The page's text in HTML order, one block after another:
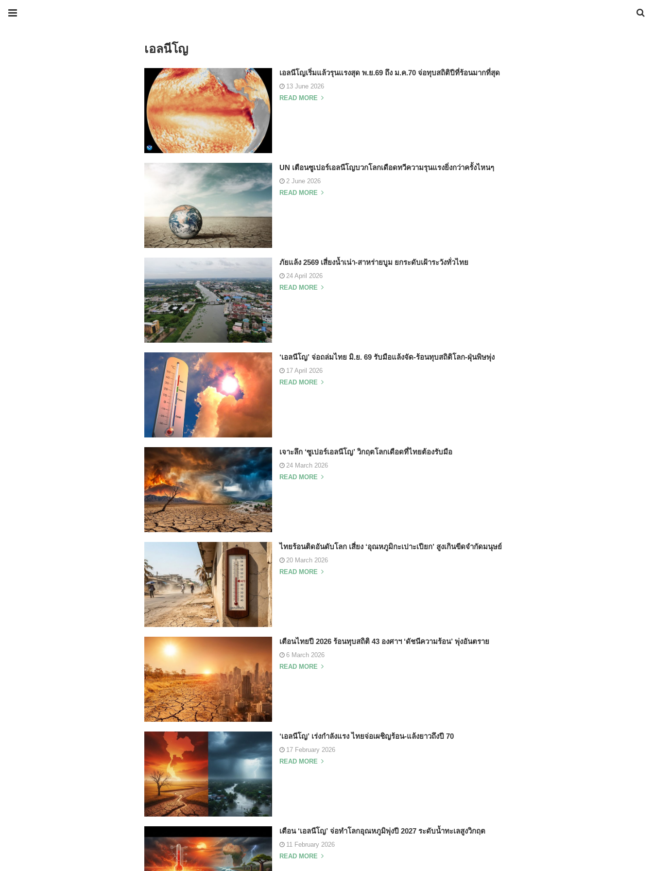
เอลนีโญ
เอลนีโญเริ่มแล้วรุนแรงสุด พ.ย.69 ถึง ม.ค.70 จ่อทุบสถิติปีที่ร้อนมากที่สุด
13 June 2026
READ MORE
UN เตือนซูเปอร์เอลนีโญบวกโลกเดือดทวีความรุนแรงยิ่งกว่าครั้งไหนๆ
2 June 2026
READ MORE
ภัยแล้ง 2569 เสี่ยงน้ำเน่า-สาหร่ายบูม ยกระดับเฝ้าระวังทั่วไทย
24 April 2026
READ MORE
‘เอลนีโญ’ จ่อถล่มไทย มิ.ย. 69 รับมือแล้งจัด-ร้อนทุบสถิติโลก-ฝุ่นพิษพุ่ง
17 April 2026
READ MORE
เจาะลึก ‘ซูเปอร์เอลนีโญ’ วิกฤตโลกเดือดที่ไทยต้องรับมือ
24 March 2026
READ MORE
ไทยร้อนติดอันดับโลก เสี่ยง ‘อุณหภูมิกะเปาะเปียก’ สูงเกินขีดจำกัดมนุษย์
20 March 2026
READ MORE
เตือนไทยปี 2026 ร้อนทุบสถิติ 43 องศาฯ ‘ดัชนีความร้อน’ พุ่งอันตราย
6 March 2026
READ MORE
‘เอลนีโญ’ เร่งกำลังแรง ไทยจ่อเผชิญร้อน-แล้งยาวถึงปี 70
17 February 2026
READ MORE
เตือน ‘เอลนีโญ’ จ่อทำโลกอุณหภูมิพุ่งปี 2027 ระดับน้ำทะเลสูงวิกฤต
11 February 2026
READ MORE